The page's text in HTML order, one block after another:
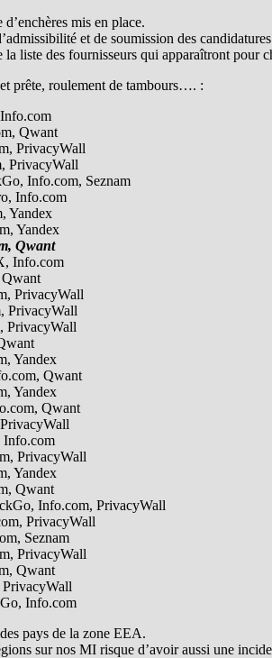
mis en place.
et de soumission des
liste des fournisseurs qui apparaîtront pour
prête, roulement de tambours…. :
Qwant
PrivacyWall
PrivacyWall
Info.com, Seznam
Info.com
Yandex
Yandex
Qwant
Info.com
PrivacyWall
PrivacyWall
PrivacyWall
Yandex
Qwant
Yandex
Qwant
PrivacyWall
Yandex
Qwant
Info.com, PrivacyWall
PrivacyWall
Seznam
PrivacyWall
Qwant
Info.com
pays de la zone EEA.
sur nos MI risque d’avoir aussi une